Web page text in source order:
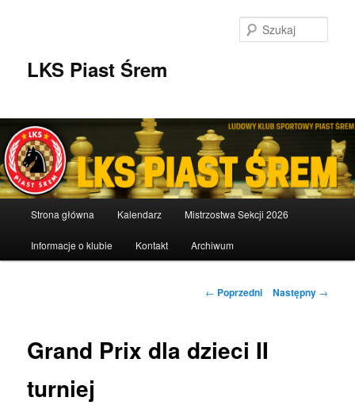
LKS Piast Śrem
Strona główna Kalendarz Mistrzostwa Sekcji 2026
Informacje o klubie Kontakt Archiwum
Nawigacja
← Poprzedni Następny →
Grand Prix dla dzieci II
turniej